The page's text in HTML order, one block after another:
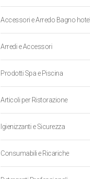
Accessori e Arredo Bagno hotel
Arredi e Accessori
Prodotti Spa e Piscina
Articoli per Ristorazione
Igienizzanti e Sicurezza
Consumabili e Ricariche